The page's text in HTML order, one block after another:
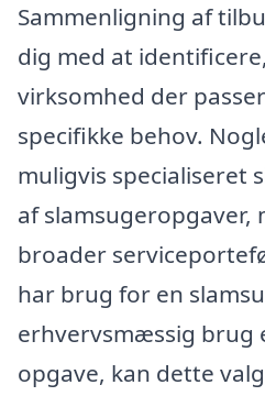
Sammenligning af
dig med at
virksomhed der
specifikke behov.
muligvis specialiseret
af slamsugeropgaver,
broader
har brug for en
erhvervsmæssig brug
opgave, kan dette